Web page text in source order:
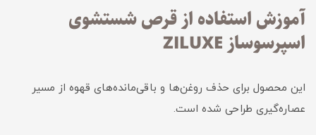
آموزش استفاده از قرص شستشوی
اسپرسوساز ZILUXE
این محصول برای حذف روغن‌ها و باقی‌مانده‌های قهوه از مسیر
عصاره‌گیری طراحی شده است.